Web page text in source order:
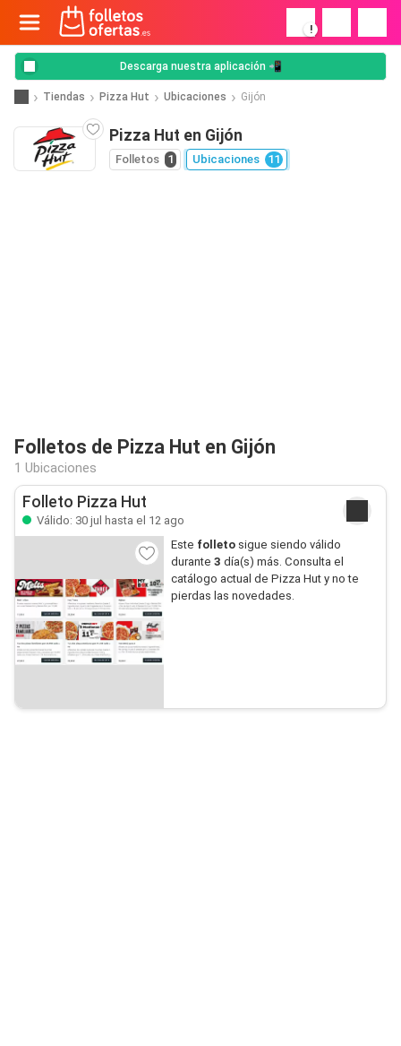
!
Descarga nuestra aplicación 📲
Tiendas Pizza Hut Ubicaciones Gijón
Pizza Hut en Gijón
Folletos 1 Ubicaciones 11
Folletos de Pizza Hut en Gijón
1 Ubicaciones
Folleto Pizza Hut
Válido: 30 jul hasta el 12 ago
Este folletosigue siendo válido
durante 3 día(s) más. Consulta el
catálogo actual de Pizza Hut y no te
pierdas las novedades.